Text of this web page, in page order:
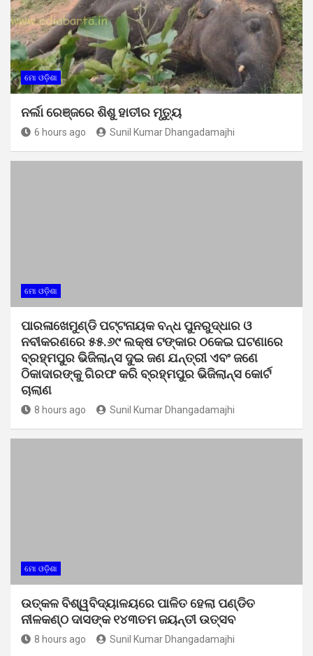
ମୋ ଓଡ଼ିଶା
ନର୍ଲା ରେଞ୍ଜରେ ଶିଶୁ ହାତୀର ମୃତ୍ୟୁ
6 hours ago Sunil Kumar Dhangadamajhi
ମୋ ଓଡ଼ିଶା
ପାରଳାଖେମୁଣ୍ଡି ପଟ୍ଟନାୟକ ବନ୍ଧ ପୁନରୁଦ୍ଧାର ଓ
ନବୀକରଣରେ ୫୫.୬୯ ଲକ୍ଷ ଟଙ୍କାର ଠକେଇ ଘଟଣାରେ
ବ୍ରହ୍ମପୁର ଭିଜିଲାନ୍ସ ଦୁଇ ଜଣ ଯନ୍ତ୍ରୀ ଏବଂ ଜଣେ
ଠିକାଦାରଙ୍କୁ ଗିରଫ କରି ବ୍ରହ୍ମପୁର ଭିଜିଲାନ୍ସ କୋର୍ଟ
ଚାଲାଣ
8 hours ago Sunil Kumar Dhangadamajhi
ମୋ ଓଡ଼ିଶା
ଉତ୍କଳ ବିଶ୍ୱବିଦ୍ୟାଳୟରେ ପାଳିତ ହେଲା ପଣ୍ଡିତ
ନୀଳକଣ୍ଠ ଦାସଙ୍କ ୧୪୩ତମ ଜୟନ୍ତୀ ଉତ୍ସବ
8 hours ago Sunil Kumar Dhangadamajhi